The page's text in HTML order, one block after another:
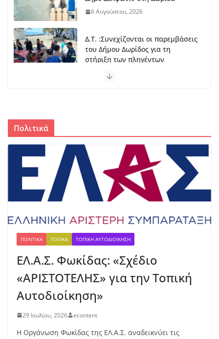
6 Αυγούστου, 2026
Δ.Τ. :Συνεχίζονται οι παρεμβάσεις
του Δήμου Δωρίδος για τη
στήριξη των πληγέντων
5 Αυγούστου, 2026
9 & 15 Αυγούστου: Δύο μεγάλες
ημέρες της Παναγίας στο
Τρίκορφο Φωκίδος
5 Αυγούστου, 2026
Παρασκευή τη νέα του εμφάνιση
στην Πλατεία Κεχαγιά
6 Αυγούστου, 2026
Πολιτικά
ΠΟΛΙΤΙΚΆ ΤΟΠΙΚΆ ΤΟΠΙΚΉ ΑΥΤΟΔΙΟΊΚΗΣΗ
ΕΛ.Α.Σ. Φωκίδας: «Σχέδιο
«ΑΡΙΣΤΟΤΕΛΗΣ» για την Τοπική
Αυτοδιοίκηση»
29 Ιουλίου, 2026 econtent
Η Οργάνωση Φωκίδας της ΕΛ.Α.Σ. αναδεικνύει τις